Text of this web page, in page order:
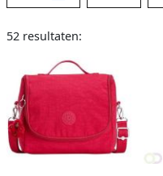
52 resultaten: